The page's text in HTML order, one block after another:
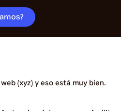
(xyz) y eso está muy bien.